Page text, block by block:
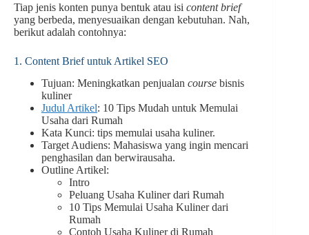
Tiap jenis konten punya bentuk atau isi content brief
yang berbeda, menyesuaikan dengan kebutuhan. Nah,
berikut adalah contohnya:
1. Content Brief untuk Artikel SEO
Tujuan: Meningkatkan penjualan course bisnis
kuliner
Judul Artikel: 10 Tips Mudah untuk Memulai
Usaha dari Rumah
Kata Kunci: tips memulai usaha kuliner.
Target Audiens: Mahasiswa yang ingin mencari
penghasilan dan berwirausaha.
Outline Artikel:
Intro
Peluang Usaha Kuliner dari Rumah
10 Tips Memulai Usaha Kuliner dari
Rumah
Contoh Usaha Kuliner di Rumah